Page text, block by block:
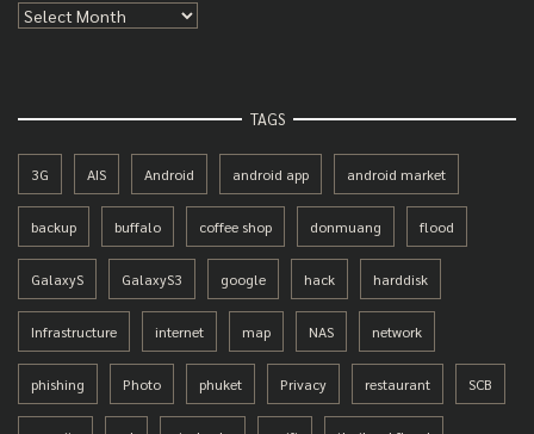
Archives
TAGS
3G AIS Android android app android market
backup buffalo coffee shop donmuang flood
GalaxyS GalaxyS3 google hack harddisk
Infrastructure internet map NAS network
phishing Photo phuket Privacy restaurant SCB